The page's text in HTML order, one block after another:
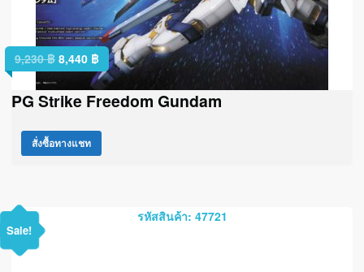
9,230฿ 8,440 ฿
PG Strike Freedom Gundam
สั่งซื้อทางแชท
รหัสสินค้า: 47721
Sale!